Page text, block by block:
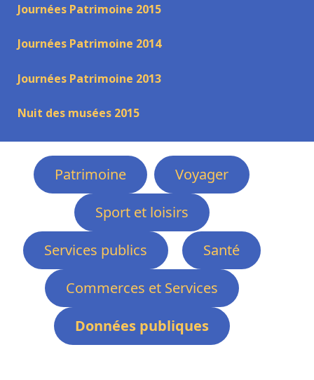
Journées Patrimoine 2015
Journées Patrimoine 2014
Journées Patrimoine 2013
Nuit des musées 2015
Patrimoine
Voyager
Sport et loisirs
Services publics
Santé
Commerces et Services
Données publiques